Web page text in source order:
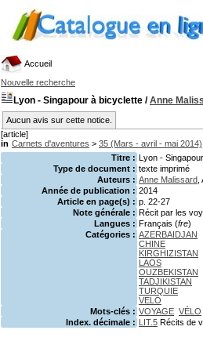
Accueil
Nouvelle recherche
Lyon - Singapour à bicyclette /Anne
Aucun avis sur cette notice.
[article]
in Carnets d'aventures > 35 (Mars - avril - mai 2014)
Titre : Lyon -
Type de document : texte imprimé
Auteurs : Anne Malissard
Année de publication : 2014
Article en page(s) : p. 22-27
Note générale : Récit par les
Langues : Français (fre)
Catégories : AZERBAIDJAN
CHINE
KIRGHIZISTAN
LAOS
OUZBEKISTAN
TADJIKISTAN
TURQUIE
VELO
Mots-clés : VOYAGE VÉLO
Index. décimale : LIT.5 Récits de